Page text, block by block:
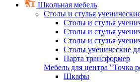
Школьная мебель
Столы и стулья
Столы и стулья
Столы и стулья
Столы и стулья
Столы ученические
Парта трансформер
Мебель для центра "Точка
Шкафы